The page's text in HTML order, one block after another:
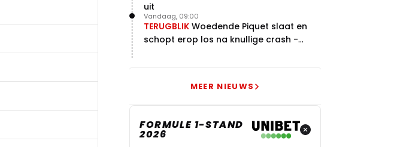
uit
TERUGBLIK Woedende Piquet slaat en
schopt erop los na knullige crash -
Vandaag, 09:00
MEER NIEUWS
FORMULE 1-STAND
2026